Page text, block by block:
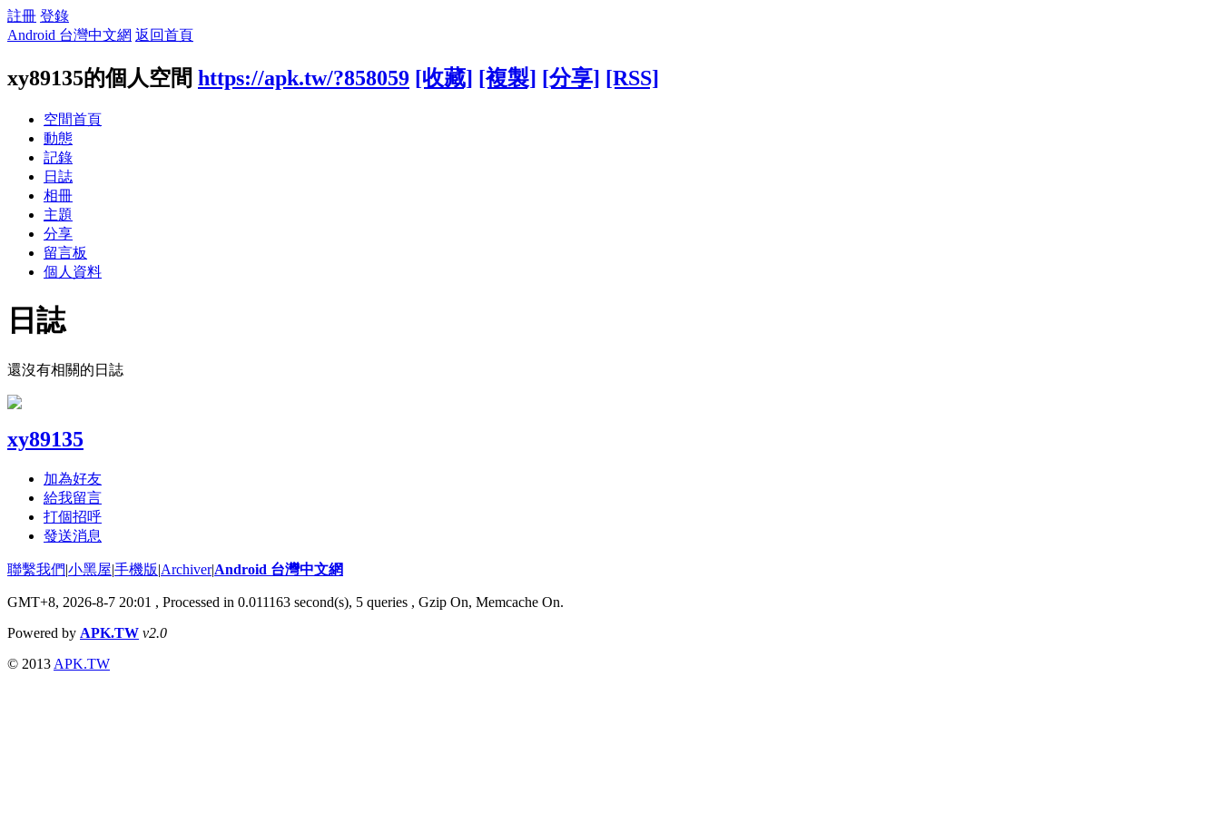
註冊 登錄
Android 台灣中文網 返回首頁
xy89135的個人空間 https://apk.tw/?858059 [收藏] [複製] [分享] [RSS]
空間首頁
動態
記錄
日誌
相冊
主題
分享
留言板
個人資料
日誌
還沒有相關的日誌
xy89135
加為好友
給我留言
打個招呼
發送消息
聯繫我們|小黑屋|手機版|Archiver|Android 台灣中文網
GMT+8, 2026-8-7 20:01 , Processed in 0.011163 second(s), 5 queries , Gzip On, Memcache On.
Powered by APK.TW v2.0
© 2013 APK.TW